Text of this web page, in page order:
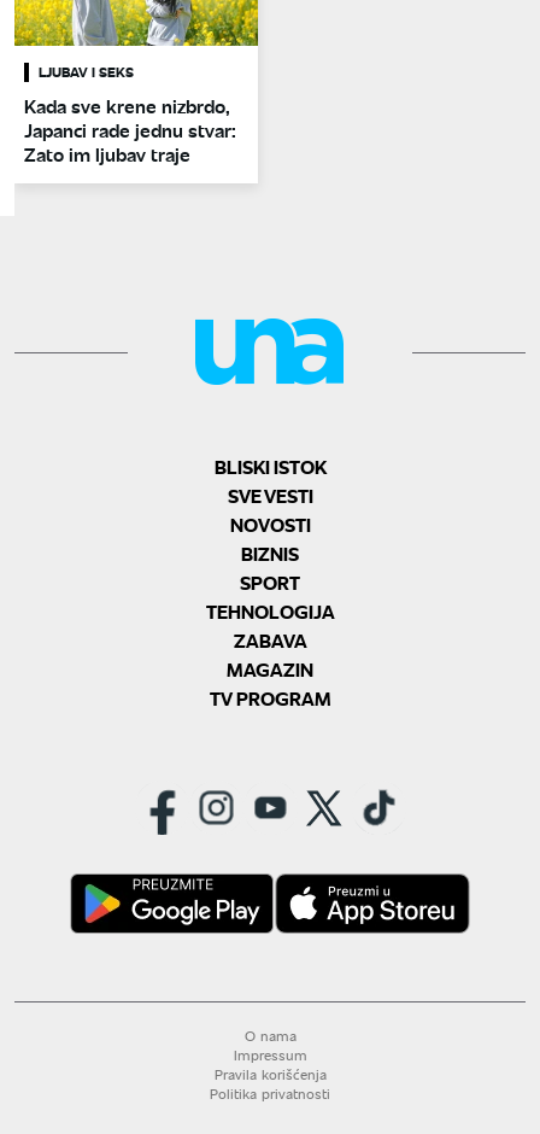
LJUBAV I SEKS
Kada sve krene nizbrdo,
Japanci rade jednu stvar:
Zato im ljubav traje
BLISKI ISTOK
SVE VESTI
NOVOSTI
BIZNIS
SPORT
TEHNOLOGIJA
ZABAVA
MAGAZIN
TV PROGRAM
O nama
Impressum
Pravila korišćenja
Politika privatnosti